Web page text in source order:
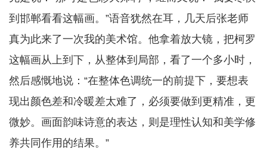
到邯郸看看这幅画。”语音犹然在耳，几天后张老师
真为此来了一次我的美术馆。他拿着放大镜，把柯罗
这幅画从上到下，从整体到局部，看了一个多小时，
然后感慨地说：“在整体色调统一的前提下，要想表
现出颜色差和冷暖差太难了，必须要做到更精准，更
微妙。画面韵味诗意的表达，则是理性认知和美学修
养共同作用的结果。”